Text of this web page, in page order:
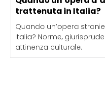
trattenuta in Italia?
Quando un’opera
Italia? Norme,
attinenza culturale.